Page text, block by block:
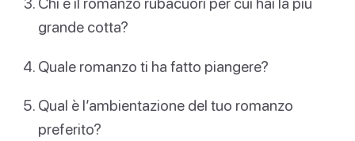
grande cotta?
Quale romanzo ti ha fatto piangere?
Qual è l’ambientazione del tuo romanzo
preferito?